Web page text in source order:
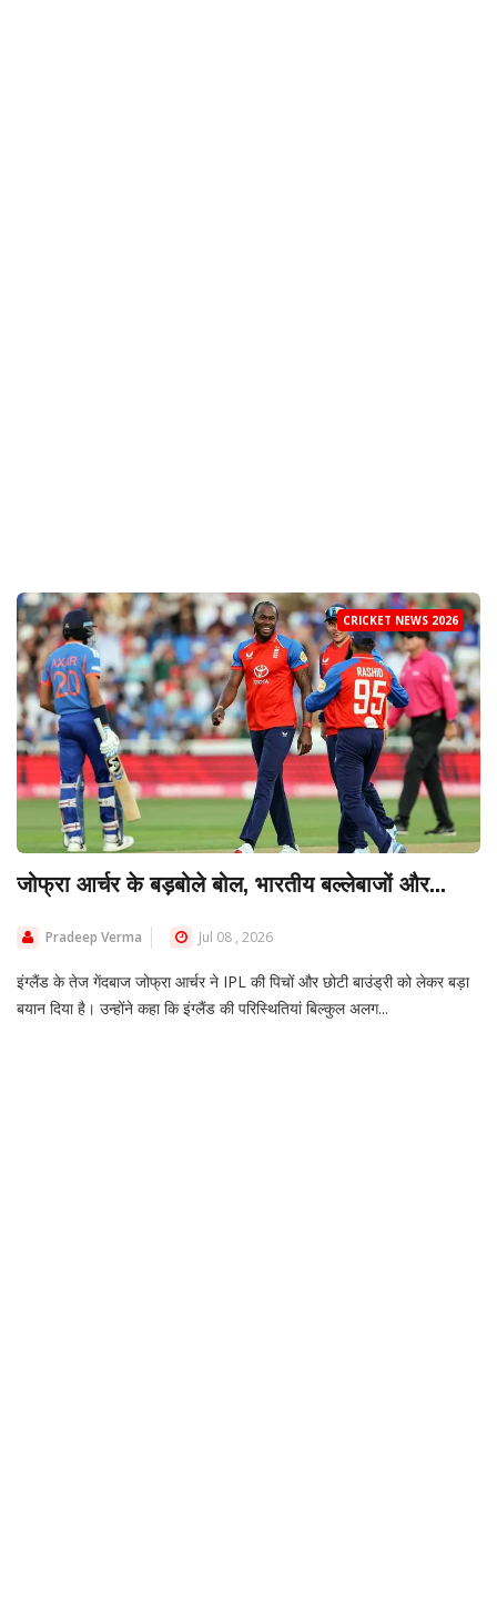
CRICKET NEWS 2026
जोफ्रा आर्चर के बड़बोले बोल, भारतीय बल्लेबाजों और...
Pradeep Verma Jul 08 , 2026
इंग्लैंड के तेज गेंदबाज जोफ्रा आर्चर ने IPL की पिचों और छोटी बाउंड्री को लेकर बड़ा
बयान दिया है। उन्होंने कहा कि इंग्लैंड की परिस्थितियां बिल्कुल अलग...